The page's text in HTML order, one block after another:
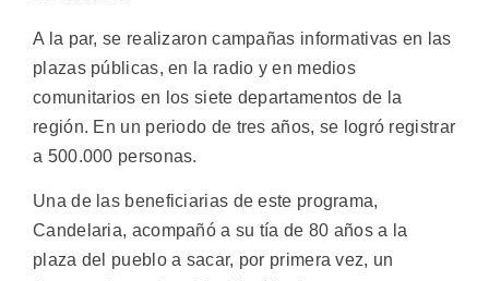
A la par, se realizaron campañas informativas en las
plazas públicas, en la radio y en medios
comunitarios en los siete departamentos de la
región. En un periodo de tres años, se logró registrar
a 500.000 personas.
Una de las beneficiarias de este programa,
Candelaria, acompañó a su tía de 80 años a la
plaza del pueblo a sacar, por primera vez, un